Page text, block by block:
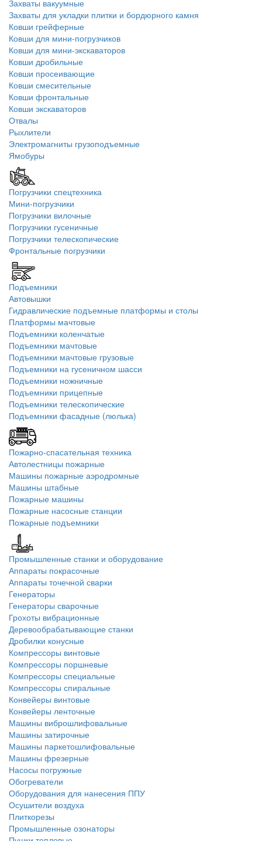
Захваты вакуумные
Захваты для укладки плитки и бордюрного камня
Ковши грейферные
Ковши для мини-погрузчиков
Ковши для мини-экскаваторов
Ковши дробильные
Ковши просеивающие
Ковши смесительные
Ковши фронтальные
Ковши экскаваторов
Отвалы
Рыхлители
Электромагниты грузоподъемные
Ямобуры
Погрузчики спецтехника
Мини-погрузчики
Погрузчики вилочные
Погрузчики гусеничные
Погрузчики телескопические
Фронтальные погрузчики
Подъемники
Автовышки
Гидравлические подъемные платформы и столы
Платформы мачтовые
Подъемники коленчатые
Подъемники мачтовые
Подъемники мачтовые грузовые
Подъемники на гусеничном шасси
Подъемники ножничные
Подъемники прицепные
Подъемники телескопические
Подъемники фасадные (люлька)
Пожарно-спасательная техника
Автолестницы пожарные
Машины пожарные аэродромные
Машины штабные
Пожарные машины
Пожарные насосные станции
Пожарные подъемники
Промышленные станки и оборудование
Аппараты покрасочные
Аппараты точечной сварки
Генераторы
Генераторы сварочные
Грохоты вибрационные
Деревообрабатывающие станки
Дробилки конусные
Компрессоры винтовые
Компрессоры поршневые
Компрессоры специальные
Компрессоры спиральные
Конвейеры винтовые
Конвейеры ленточные
Машины виброшлифовальные
Машины затирочные
Машины паркетошлифовальные
Машины фрезерные
Насосы погружные
Обогреватели
Оборудования для нанесения ППУ
Осушители воздуха
Плиткорезы
Промышленные озонаторы